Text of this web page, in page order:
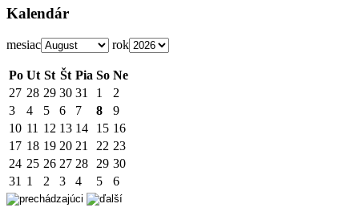
Kalendár
mesiac rok
Po Ut St Št Pia So Ne
27 28 29 30 31 1
2
3
4 5 6 7 8
9
10 11 12 13 14 15 16
17 18 19 20 21 22 23
24 25 26 27 28 29 30
31 1 2 3 4 5 6